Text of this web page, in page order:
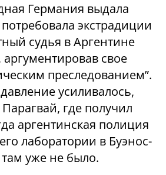
Германия выдала
экстрадиции
судья в Аргентине
свое
преследованием”.
усиливалось,
где получил
аргентинская полиция
лаборатории в Буэнос-
уже не было.